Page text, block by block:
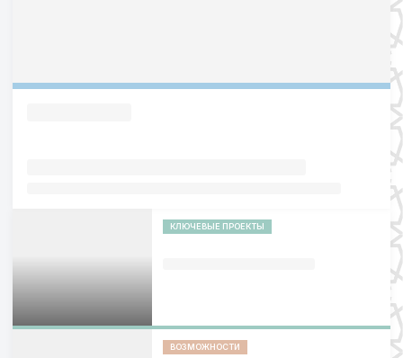
КЛЮЧЕВЫЕ ПРОЕКТЫ
ВОЗМОЖНОСТИ